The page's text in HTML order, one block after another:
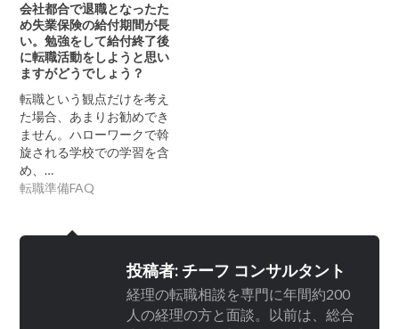
会社都合で退職となったた
め失業保険の給付期間が長
い。勉強をして給付終了後
に転職活動をしようと思い
ますがどうでしょう？
転職という観点だけを考え
た場合、あまりお勧めでき
ません。ハローワークで斡
旋される学校での学習を含
め、…
転職準備FAQ
投稿者: チーフ コンサルタント
経理の転職相談を専門に年間約200
人の経理の方と面談。以前は、総合